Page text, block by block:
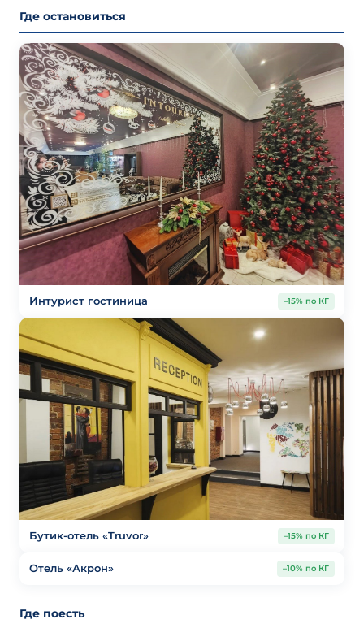
Где остановиться
Интурист гостиница –15% по КГ
Бутик-отель «Truvor» –15% по КГ
Отель «Акрон» –10% по КГ
Где поесть